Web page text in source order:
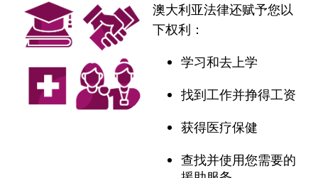
澳大利亚法律还赋予您以
下权利：
学习和去上学
找到工作并挣得工资
获得医疗保健
查找并使用您需要的